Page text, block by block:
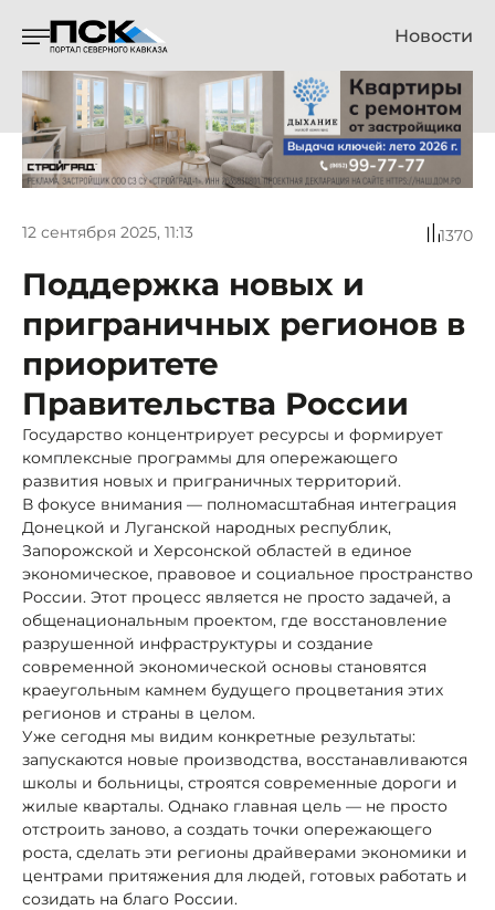
Новости
12 сентября 2025, 11:13 1370
Поддержка новых и
приграничных регионов в
приоритете
Правительства России
Государство концентрирует ресурсы и формирует
комплексные программы для опережающего
развития новых и приграничных территорий.
В фокусе внимания — полномасштабная интеграция
Донецкой и Луганской народных республик,
Запорожской и Херсонской областей в единое
экономическое, правовое и социальное пространство
России. Этот процесс является не просто задачей, а
общенациональным проектом, где восстановление
разрушенной инфраструктуры и создание
современной экономической основы становятся
краеугольным камнем будущего процветания этих
регионов и страны в целом.
Уже сегодня мы видим конкретные результаты:
запускаются новые производства, восстанавливаются
школы и больницы, строятся современные дороги и
жилые кварталы. Однако главная цель — не просто
отстроить заново, а создать точки опережающего
роста, сделать эти регионы драйверами экономики и
центрами притяжения для людей, готовых работать и
созидать на благо России.